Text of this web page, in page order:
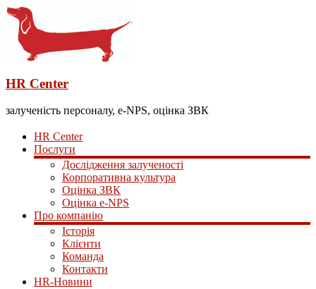
HR Center
залученість персоналу, e-NPS, оцінка ЗВК
HR Center
Послуги
Дослідження залученості
Корпоративна культура
Оцінка ЗВК
Оцінка e-NPS
Про компанію
Історія
Клієнти
Команда
Контакти
HR-Новини